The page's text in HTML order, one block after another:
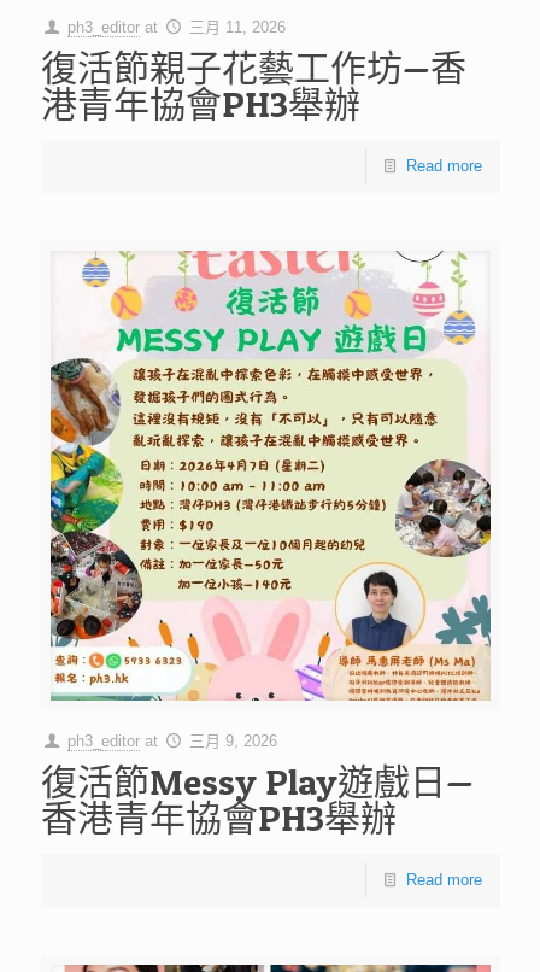
ph3_editor at 三月 11, 2026
復活節親子花藝工作坊—香
港青年協會PH3舉辦
Read more
ph3_editor at 三月 9, 2026
復活節Messy Play遊戲日—
香港青年協會PH3舉辦
Read more